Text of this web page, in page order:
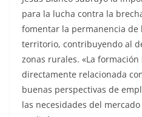
para la lucha contra la
fomentar la permanencia de
territorio, contribuyendo al
zonas rurales. «La
directamente relacionada
buenas perspectivas de
las necesidades del